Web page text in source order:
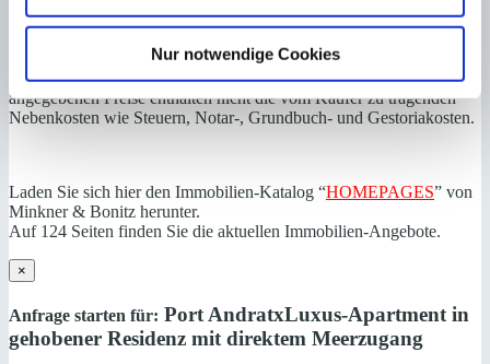
Nur notwendige Cookies
Alle Angaben basieren auf Informationen und Daten, die uns vom
Partner übernimmt keinerlei Garantie für Vollständigkeit, Richtigkeit
und Aktualität der Angaben und Legalität der Immobilie. Die
angegebenen Preise enthalten nicht die vom Käufer zu tragenden
Nebenkosten wie Steuern, Notar-, Grundbuch- und Gestoriakosten.
Laden Sie sich hier den Immobilien-Katalog “HOMEPAGES” von
Minkner & Bonitz herunter.
Auf 124 Seiten finden Sie die aktuellen Immobilien-Angebote.
×
Anfrage starten für: Port AndratxLuxus-Apartment in
gehobener Residenz mit direktem Meerzugang